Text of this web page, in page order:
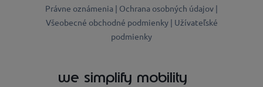
Právne oznámenia | Ochrana osobných údajov |
Všeobecné obchodné podmienky | Užívateľské
podmienky
we simplify mobility